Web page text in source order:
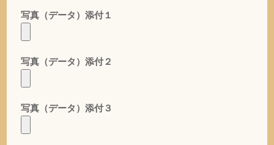
写真（データ）添付１
写真（データ）添付２
写真（データ）添付３